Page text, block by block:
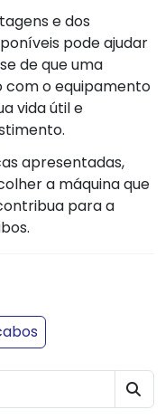
e dos
pode ajudar
de que uma
com o equipamento
vida útil e
apresentadas,
a máquina que
para a